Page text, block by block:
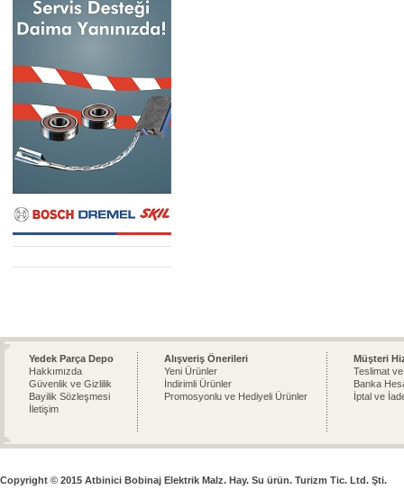
Yedek Parça Depo
Hakkımızda
Güvenlik ve Gizlilik
Bayilik Sözleşmesi
İletişim
Alışveriş Önerileri
Yeni Ürünler
İndirimli Ürünler
Promosyonlu ve Hediyeli Ürünler
Müşteri
Teslimat
Banka
İptal ve
Copyright © 2015 Atbinici Bobinaj Elektrik Malz. Hay. Su ürün. Turizm Tic. Ltd. Şti.